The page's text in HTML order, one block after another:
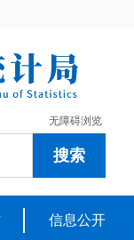
无障碍浏览
信息公开